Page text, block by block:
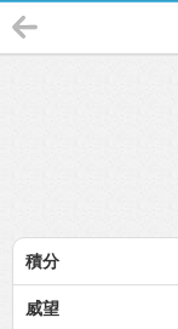
積分
威望